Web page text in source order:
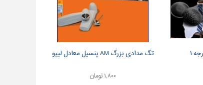
تگ مدادی بزرگ AM پنسیل معادل لیپو
۱,۸۰۰ تومان